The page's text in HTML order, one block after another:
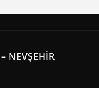
NEVŞEHİR